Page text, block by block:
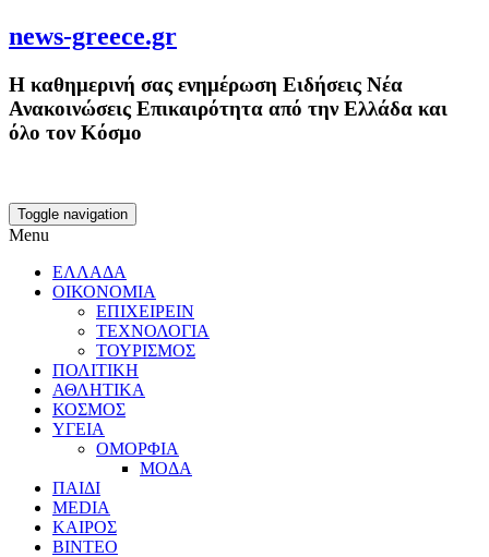
news-greece.gr
Η καθημερινή σας ενημέρωση Ειδήσεις Νέα
Ανακοινώσεις Επικαιρότητα από την Ελλάδα και
όλο τον Κόσμο
Toggle navigation
Menu
ΕΛΛΑΔΑ
ΟΙΚΟΝΟΜΙΑ
ΕΠΙΧΕΙΡΕΙΝ
ΤΕΧΝΟΛΟΓΙΑ
ΤΟΥΡΙΣΜΟΣ
ΠΟΛΙΤΙΚΗ
ΑΘΛΗΤΙΚΑ
ΚΟΣΜΟΣ
ΥΓΕΙΑ
ΟΜΟΡΦΙΑ
ΜΟΔΑ
ΠΑΙΔΙ
MEDIA
ΚΑΙΡΟΣ
ΒΙΝΤΕΟ